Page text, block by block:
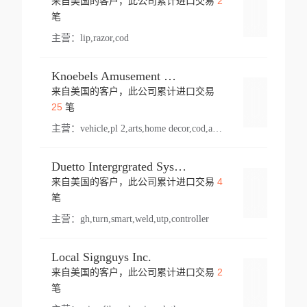
笔
主营： lip,razor,cod
Knoebels Amusement Resort
来自美国的客户，此公司累计进口交易
25笔
主营： vehicle,pl 2,arts,home decor,cod,amusement ride,sea
Duetto Intergrgrated Systems Inc.
来自美国的客户，此公司累计进口交易 4
笔
主营： gh,turn,smart,weld,utp,controller
Local Signguys Inc.
来自美国的客户，此公司累计进口交易 2
笔